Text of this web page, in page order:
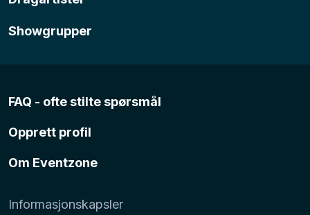
Showgrupper
FAQ - ofte stilte spørsmål
Opprett profil
Om Eventzone
Informasjonskapsler